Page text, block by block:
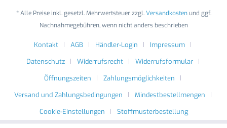
* Alle Preise inkl. gesetzl. Mehrwertsteuer zzgl.Versandkostenund ggf.
Nachnahmegebühren, wenn nicht anders beschrieben
Kontakt AGB Händler-Login
Impressum
Datenschutz
Widerrufsrecht
Widerrufsformular
Öffnungszeiten
Zahlungsmöglichkeiten
Versand und Zahlungsbedingungen
Mindestbestellmengen
Cookie-Einstellungen
Stoffmusterbestellung